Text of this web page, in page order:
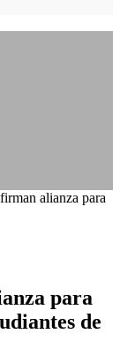
alianza para
para
de